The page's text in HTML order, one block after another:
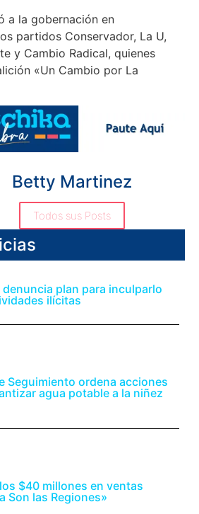
a la gobernación en
partidos Conservador, La U,
y Cambio Radical, quienes
«Un Cambio por La
Betty Martinez
Todos sus Posts
denuncia plan para inculparlo
ilícitas
Seguimiento ordena acciones
agua potable a la niñez
$40 millones en ventas
Son las Regiones»